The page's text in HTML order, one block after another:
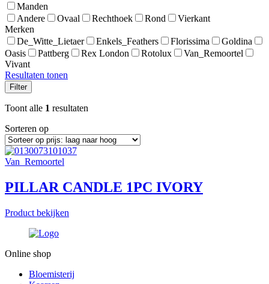
Manden
Andere
Ovaal Rechthoek Rond
Vierkant
Merken
De_Witte_Lietaer
Enkels_Feathers Florissima
Goldina
Oasis
Pattberg Rex London Rotolux
Van_Remoortel
Vivant
Resultaten tonen
Filter
Toont alle 1 resultaten
Sorteren op
Van_Remoortel
PILLAR CANDLE 1PC IVORY
Product bekijken
Online shop
Bloemisterij